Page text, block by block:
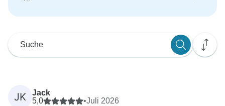
JK
Jack
5,0
•Juli 2026